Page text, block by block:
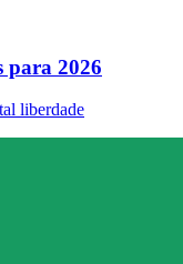
para 2026
liberdade